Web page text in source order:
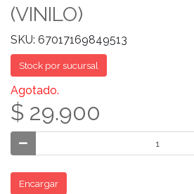
(VINILO)
SKU: 67017169849513
Stock por sucursal
Agotado.
$ 29.900
Encargar